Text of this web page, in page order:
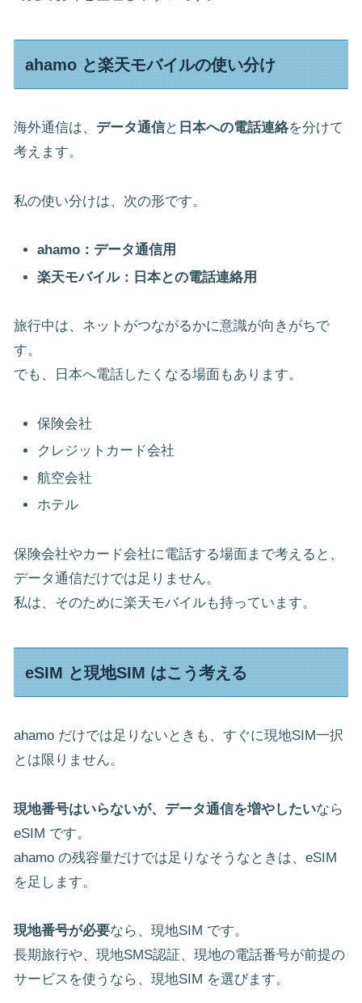
ahamo と楽天モバイルの使い分け
海外通信は、 データ通信と 日本への電話連絡を分けて
考えます。
私の使い分けは、次の形です。
ahamo：データ通信用
楽天モバイル：日本との電話連絡用
旅行中は、ネットがつながるかに意識が向きがちで
す。
でも、日本へ電話したくなる場面もあります。
保険会社
クレジットカード会社
航空会社
ホテル
保険会社やカード会社に電話する場面まで考えると、
データ通信だけでは足りません。
私は、そのために楽天モバイルも持っています。
eSIM と現地SIM はこう考える
ahamo だけでは足りないときも、すぐに現地SIM一択
とは限りません。
現地番号はいらないが、データ通信を増やしたいなら
eSIM です。
ahamo の残容量だけでは足りなそうなときは、eSIM
を足します。
現地番号が必要なら、現地SIM です。
長期旅行や、現地SMS認証、現地の電話番号が前提の
サービスを使うなら、現地SIM を選びます。